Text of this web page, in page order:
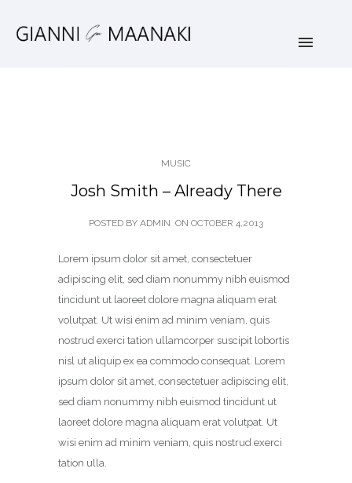
MUSIC
Josh Smith – Already There
POSTED BY ADMIN ON OCTOBER 4,2013
Lorem ipsum dolor sit amet, consectetuer
adipiscing elit, sed diam nonummy nibh euismod
tincidunt ut laoreet dolore magna aliquam erat
volutpat. Ut wisi enim ad minim veniam, quis
nostrud exerci tation ullamcorper suscipit lobortis
nisl ut aliquip ex ea commodo consequat. Lorem
ipsum dolor sit amet, consectetuer adipiscing elit,
sed diam nonummy nibh euismod tincidunt ut
laoreet dolore magna aliquam erat volutpat. Ut
wisi enim ad minim veniam, quis nostrud exerci
tation ulla.